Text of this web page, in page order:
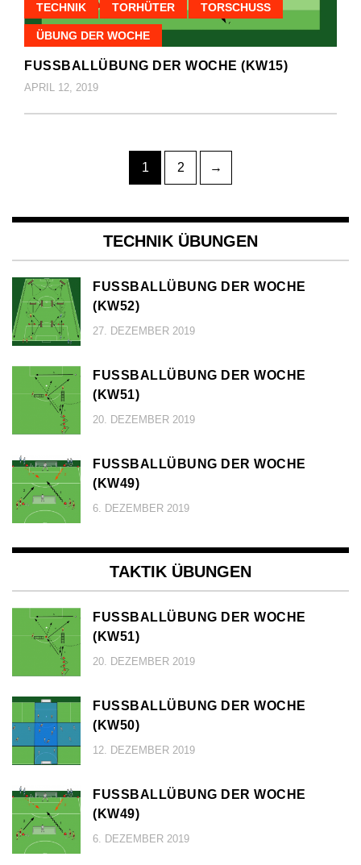
TECHNIK TORHÜTER TORSCHUSS
ÜBUNG DER WOCHE
FUSSBALLÜBUNG DER WOCHE (KW15)
APRIL 12, 2019
Seitennummerierung
Beiträge
Page
1 Page
2 →
TECHNIK ÜBUNGEN
FUSSBALLÜBUNG DER WOCHE (
KW52)
27. DEZEMBER 2019
FUSSBALLÜBUNG DER WOCHE (
KW51)
20. DEZEMBER 2019
FUSSBALLÜBUNG DER WOCHE (
KW49)
6. DEZEMBER 2019
TAKTIK ÜBUNGEN
FUSSBALLÜBUNG DER WOCHE (
KW51)
20. DEZEMBER 2019
FUSSBALLÜBUNG DER WOCHE (
KW50)
12. DEZEMBER 2019
FUSSBALLÜBUNG DER WOCHE (
KW49)
6. DEZEMBER 2019